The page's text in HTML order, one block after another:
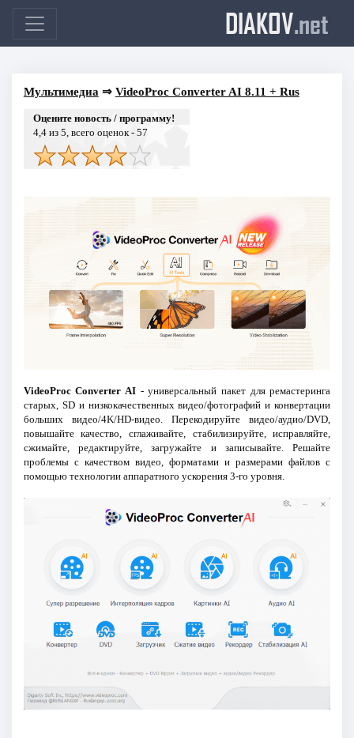
DIAKOV.net
Мультимедиа ⇒ VideoProc Converter AI 8.11 + Rus
Оцените новость / программу!
4,4из 5, всего оценок - 57
VideoProc Converter AI - универсальный пакет для ремастеринга
старых, SD и низкокачественных видео/фотографий и конвертации
больших видео/4K/HD-видео. Перекодируйте видео/аудио/DVD,
повышайте качество, сглаживайте, стабилизируйте, исправляйте,
сжимайте, редактируйте, загружайте и записывайте. Решайте
проблемы с качеством видео, форматами и размерами файлов с
помощью технологии аппаратного ускорения 3-го уровня.